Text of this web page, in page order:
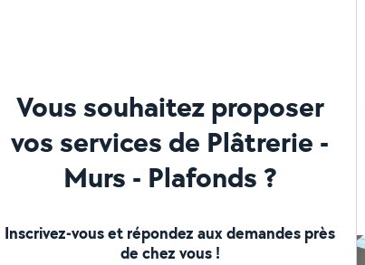
Vous souhaitez proposer
vos services de Plâtrerie -
Murs - Plafonds ?
Inscrivez-vous et répondez aux demandes près
de chez vous !